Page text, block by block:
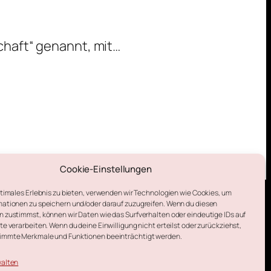
Cookie-Einstellungen
Erlebnis zu bieten, verwenden wir Technologien wie Cookies, um
zu speichern und/oder darauf zuzugreifen. Wenn du diesen
zustimmst, können wir Daten wie das Surfverhalten oder eindeutige IDs auf
verarbeiten. Wenn du deine Einwilligung nicht erteilst oder zurückziehst,
Merkmale und Funktionen beeinträchtigt werden.
genannt, mit…